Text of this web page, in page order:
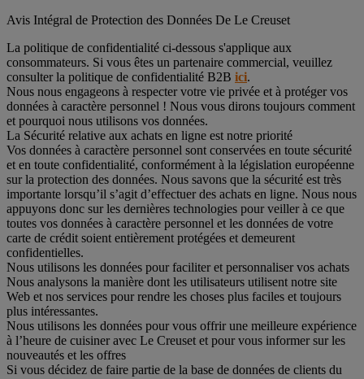
Avis Intégral de Protection des Données De Le Creuset
La politique de confidentialité ci-dessous s'applique aux
consommateurs. Si vous êtes un partenaire commercial, veuillez
consulter la politique de confidentialité B2B ici.
Nous nous engageons à respecter votre vie privée et à protéger vos
données à caractère personnel ! Nous vous dirons toujours comment
et pourquoi nous utilisons vos données.
La Sécurité relative aux achats en ligne est notre priorité
Vos données à caractère personnel sont conservées en toute sécurité
et en toute confidentialité, conformément à la législation européenne
sur la protection des données. Nous savons que la sécurité est très
importante lorsqu’il s’agit d’effectuer des achats en ligne. Nous nous
appuyons donc sur les dernières technologies pour veiller à ce que
toutes vos données à caractère personnel et les données de votre
carte de crédit soient entièrement protégées et demeurent
confidentielles.
Nous utilisons les données pour faciliter et personnaliser vos achats
Nous analysons la manière dont les utilisateurs utilisent notre site
Web et nos services pour rendre les choses plus faciles et toujours
plus intéressantes.
Nous utilisons les données pour vous offrir une meilleure expérience
à l’heure de cuisiner avec Le Creuset et pour vous informer sur les
nouveautés et les offres
Si vous décidez de faire partie de la base de données de clients du